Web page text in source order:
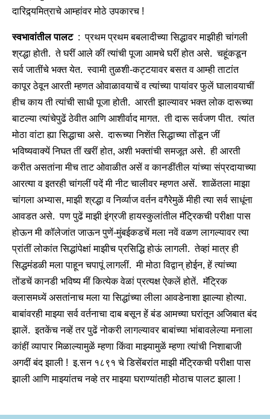
दारिद्र्यमित्राचे आम्हांवर मोठे उपकारच !
स्वभावांतील पालट: प्रथम प्रथम बबलादीच्या सिद्धावर माझीही चांगली
श्रद्धा होती. ते घरीं आले कीं त्यांची पूजा आमचे घरीं होत असे. चहूंकडून
सर्व जातींचे भक्त येत. स्वामी तुळशी-कट्टयावर बसत व आम्ही ताटांत
कापूर ठेवून आरती म्हणत ओवाळावयाचें व त्यांच्या पायांवर फुलें घालावयाचीं
हीच काय ती त्यांची साधी पूजा होती. आरती झाल्यावर भक्त लोक दारूच्या
बाटल्या त्यांचेपुढें ठेवीत आणि आशीर्वाद मागत. ती दारू सर्वजण पीत. त्यांत
मोठा वांटा ह्या सिद्धाचा असे. दारूच्या निशेंत सिद्धाच्या तोंडून जीं
भविष्यवाक्यें निघत तीं खरीं होत, अशी भक्तांची समजूत असे. ही आरती
करीत असतांना मीच ताट ओवाळीत असें व कानडींतील यांच्या संप्रदायाच्या
आरत्या व इतरही चांगलीं पदें मी नीट चालीवर म्हणत असें. शाळेंतला माझा
चांगला अभ्यास, माझी श्रद्धा व निर्व्याज वर्तन वगैरेमुळें मीही त्या सर्व साधूंना
आवडत असे. पण पुढें माझी इंग्रजी हायस्कुलांतील मॅट्रिकची परीक्षा पास
होऊन मी कॉलेजांत जाऊन पुणें-मुंबईकडचें मला नवें वळण लागल्यावर त्या
प्रांतीं लोकांत सिद्धांपेक्षां माझीच प्रसिद्धि होऊं लागली. तेव्हां मात्र ही
सिद्धमंडळी मला पाहून चपापूं लागलीं. मी मोठा विद्वान् होईन, हें त्यांच्या
तोंडचें कानडी भविष्य मीं कित्येक वेळां प्रत्यक्ष ऐकलें होतें. मॅट्रिक
क्लासमध्यें असतांनाच मला या सिद्धांच्या लीला आवडेनाशा झाल्या होत्या.
बाबांवरही माझ्या सर्व वर्तनाचा दाब बसून हें बंड आमच्या घरांतून अजिबात बंद
झालें. इतकेंच नव्हें तर पुढें नोकरी लागल्यावर बाबांच्या भांबावलेल्या मनाला
कांहीं व्यापार मिळाल्यामुळें म्हणा किंवा माझ्यामुळें म्हणा त्यांची निशाबाजी
अगदीं बंद झाली ! इ.सन १८९१ चे डिसेंबरांत माझी मॅट्रिकची परीक्षा पास
झाली आणि माझ्यांतच नव्हे तर माझ्या घराण्यांतही मोठाच पालट झाला !